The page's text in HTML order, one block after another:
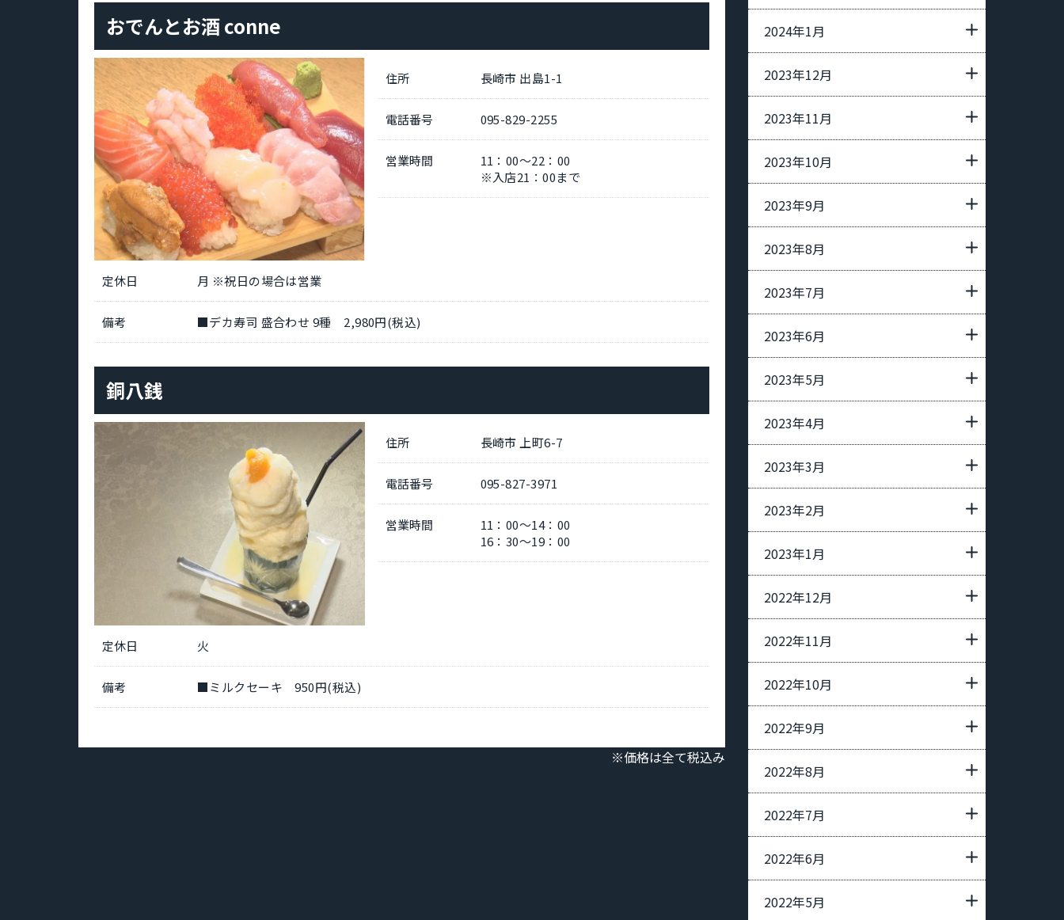
おでんとお酒 conne
住所 長崎市 出島1-1
電話番号 095-829-2255
営業時間
11：00～22：00
※入店21：00まで
定休日 月 ※祝日の場合は営業
備考 ■デカ寿司 盛合わせ 9種 2,980円(税込)
銅八銭
住所 長崎市 上町6-7
電話番号 095-827-3971
営業時間
11：00～14：00
16：30～19：00
定休日 火
備考 ■ミルクセーキ 950円(税込)
※価格は全て税込み
2024年1月
2023年12月
2023年11月
2023年10月
2023年9月
2023年8月
2023年7月
2023年6月
2023年5月
2023年4月
2023年3月
2023年2月
2023年1月
2022年12月
2022年11月
2022年10月
2022年9月
2022年8月
2022年7月
2022年6月
2022年5月